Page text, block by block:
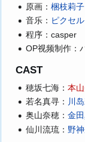
原画： 梱枝莉子
音乐： ピクセ
程序：casper
OP视频制作：
CAST
穂坂七海： 本
若名真寻： 川
奥山奈穂： 金
仙川流琉： 野